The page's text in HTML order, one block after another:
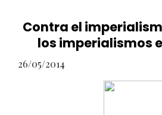
Contra el
los imperialismos
26/05/2014